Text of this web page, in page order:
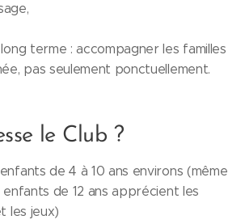
terme : accompagner les familles
pas seulement ponctuellement.
le Club ?
de 4 à 10 ans environs (même
de 12 ans apprécient les
les jeux)